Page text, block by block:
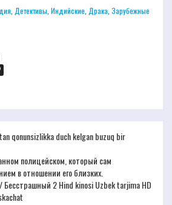
Детективы Индийские Драка Зарубежные
qonunsizlikka duch kelgan buzuq bir
полицейском, который сам
в отношении его близких.
Бесстрашный 2 Hind kinosi Uzbek tarjima HD